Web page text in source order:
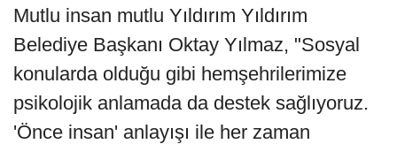
Mutlu insan mutlu Yıldırım Yıldırım
Belediye Başkanı Oktay Yılmaz, "Sosyal
konularda olduğu gibi hemşehrilerimize
psikolojik anlamada da destek sağlıyoruz.
'Önce insan' anlayışı ile her zaman